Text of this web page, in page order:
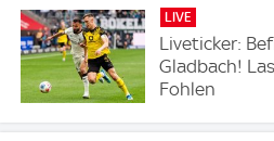
LIVE
Liveticker:
Gladbach!
Fohlen